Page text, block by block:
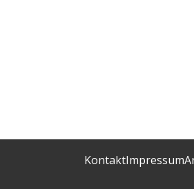
KontaktImpressum